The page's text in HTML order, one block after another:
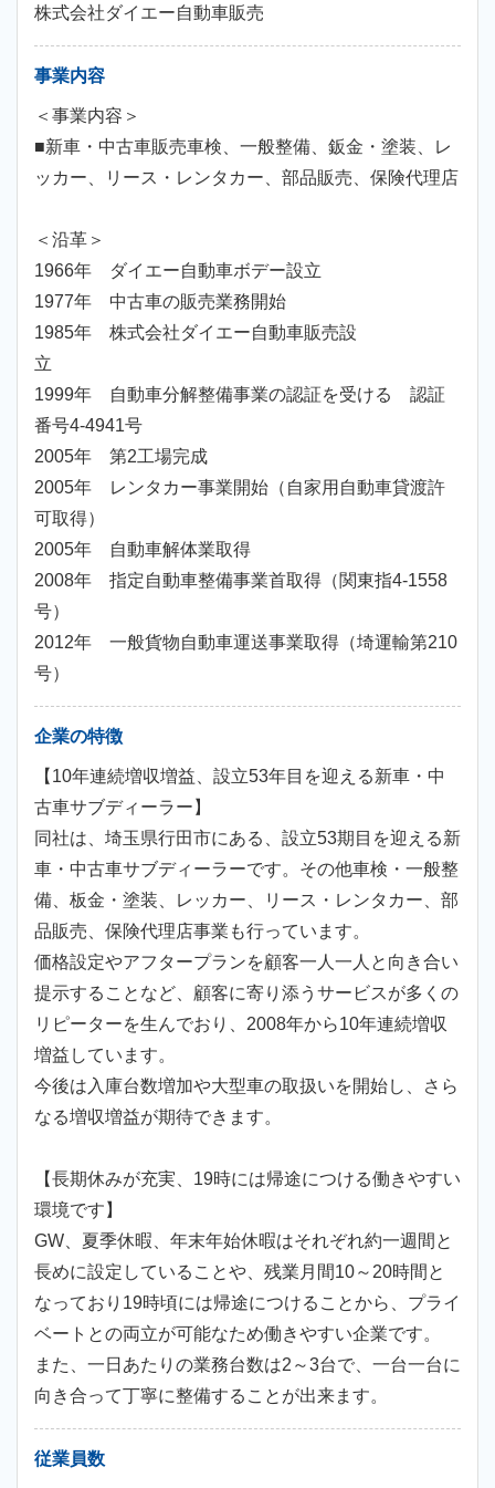
株式会社ダイエー自動車販売
事業内容
＜事業内容＞
■新車・中古車販売車検、一般整備、鈑金・塗装、レ
ッカー、リース・レンタカー、部品販売、保険代理店
＜沿革＞
1966年 ダイエー自動車ボデー設立
1977年 中古車の販売業務開始
1985年 株式会社ダイエー自動車販売設
立
1999年 自動車分解整備事業の認証を受ける 認証
番号4-4941号
2005年 第2工場完成
2005年 レンタカー事業開始（自家用自動車貸渡許
可取得）
2005年 自動車解体業取得
2008年 指定自動車整備事業首取得（関東指4-1558
号）
2012年 一般貨物自動車運送事業取得（埼運輸第210
号）
企業の特徴
【10年連続増収増益、設立53年目を迎える新車・中
古車サブディーラー】
同社は、埼玉県行田市にある、設立53期目を迎える新
車・中古車サブディーラーです。その他車検・一般整
備、板金・塗装、レッカー、リース・レンタカー、部
品販売、保険代理店事業も行っています。
価格設定やアフタープランを顧客一人一人と向き合い
提示することなど、顧客に寄り添うサービスが多くの
リピーターを生んでおり、2008年から10年連続増収
増益しています。
今後は入庫台数増加や大型車の取扱いを開始し、さら
なる増収増益が期待できます。
【長期休みが充実、19時には帰途につける働きやすい
環境です】
GW、夏季休暇、年末年始休暇はそれぞれ約一週間と
長めに設定していることや、残業月間10～20時間と
なっており19時頃には帰途につけることから、プライ
ベートとの両立が可能なため働きやすい企業です。
また、一日あたりの業務台数は2～3台で、一台一台に
向き合って丁寧に整備することが出来ます。
従業員数